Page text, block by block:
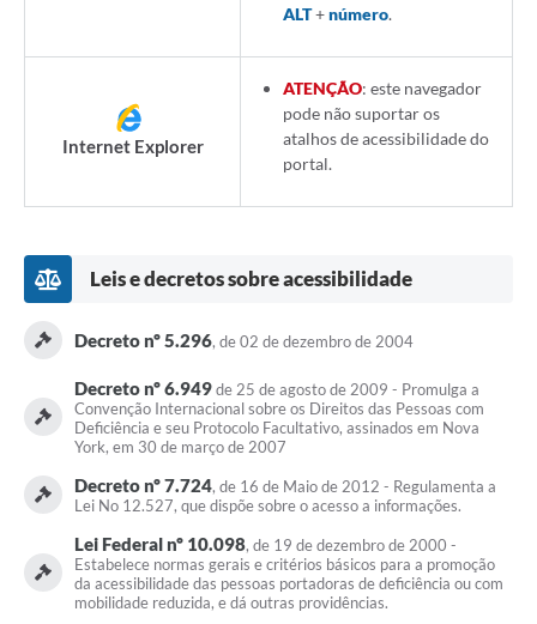
ALT+número.
Internet Explorer
ATENÇÃO: este navegador
pode não suportar os
atalhos de acessibilidade do
portal.
Leis e decretos sobre acessibilidade
Decreto nº 5.296, de 02 de dezembro de 2004
Decreto nº 6.949de 25 de agosto de 2009 - Promulga a
Convenção Internacional sobre os Direitos das Pessoas com
Deficiência e seu Protocolo Facultativo, assinados em Nova
York, em 30 de março de 2007
Decreto nº 7.724, de 16 de Maio de 2012 - Regulamenta a
Lei No 12.527, que dispõe sobre o acesso a informações.
Lei Federal nº 10.098, de 19 de dezembro de 2000 -
Estabelece normas gerais e critérios básicos para a promoção
da acessibilidade das pessoas portadoras de deficiência ou com
mobilidade reduzida, e dá outras providências.